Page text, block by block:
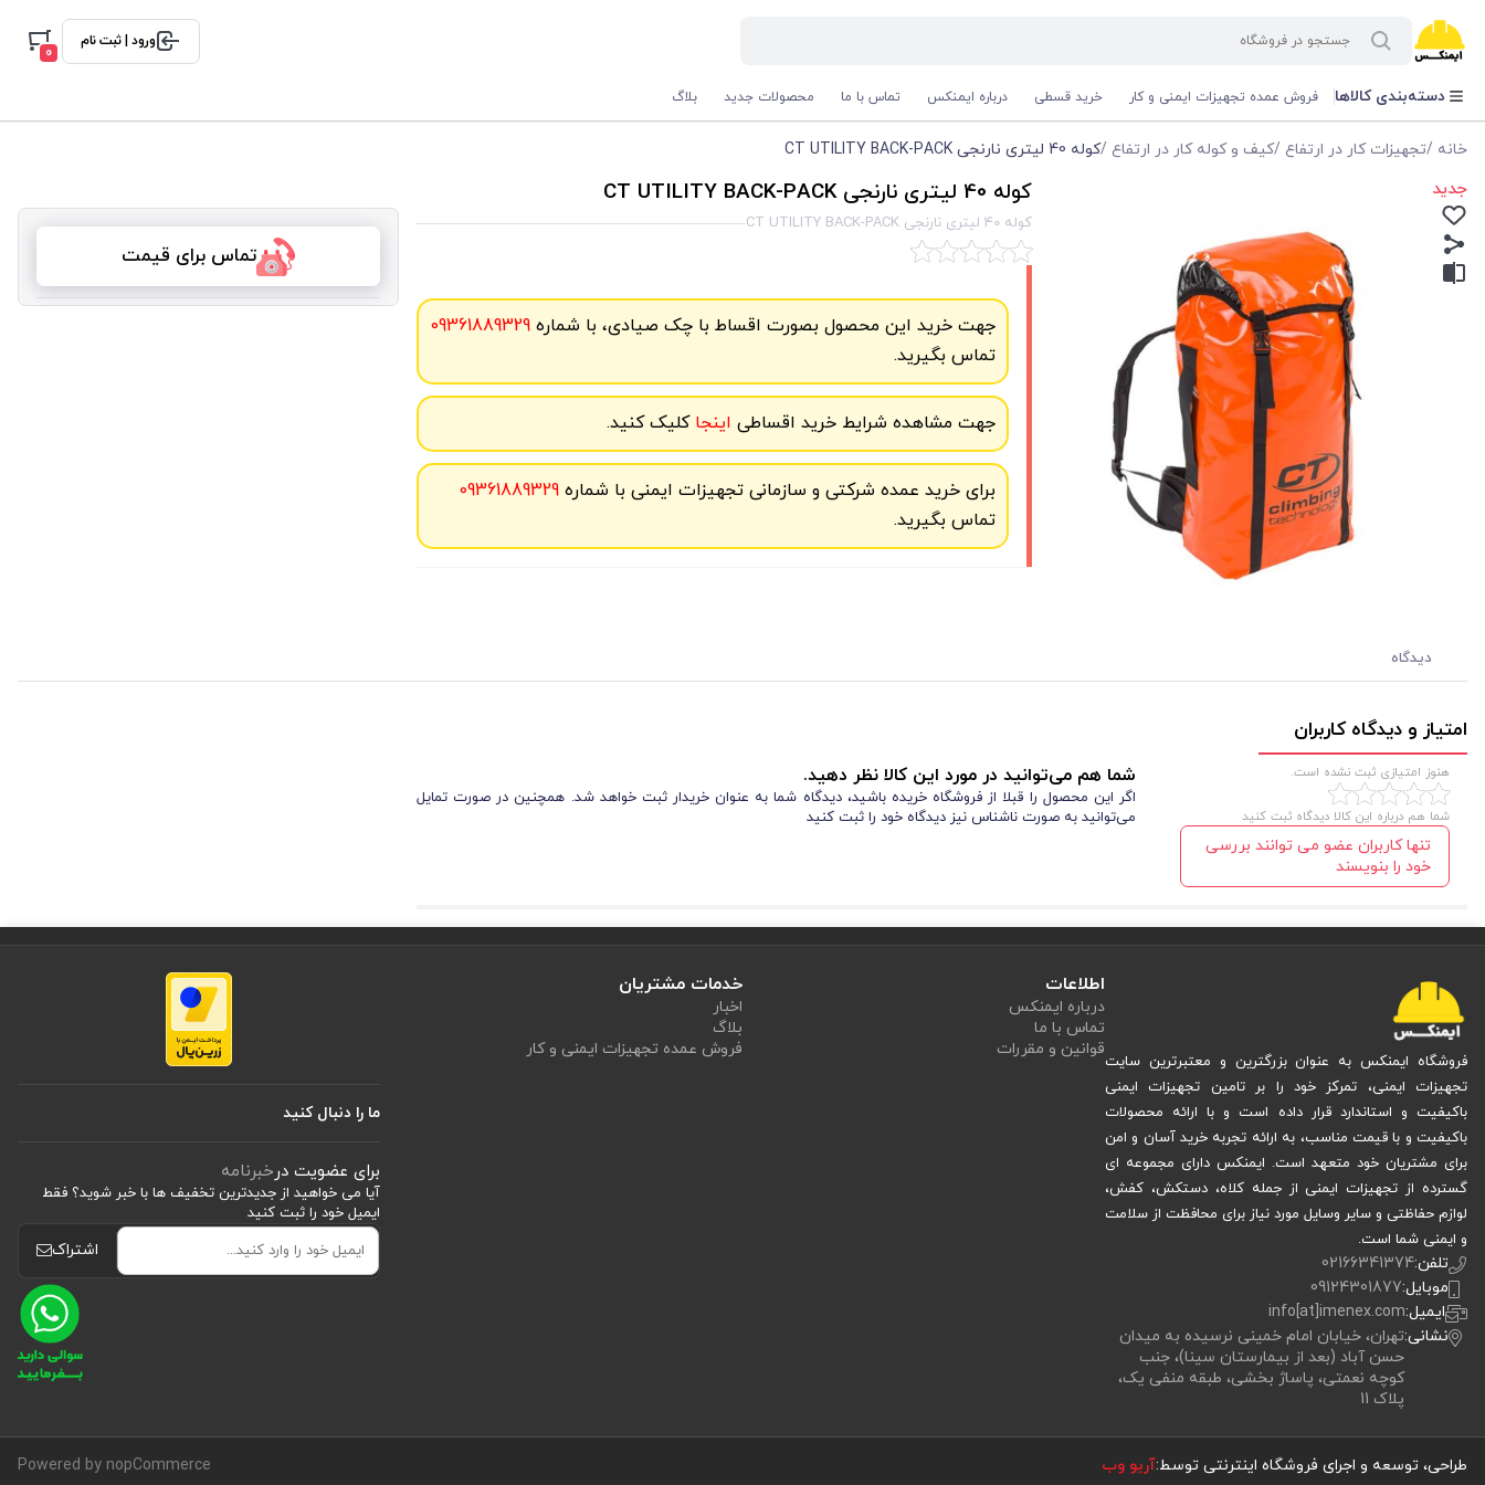
ورود | ثبت نام
0
دسته‌بندی کالاها فروش عمده تجهیزات ایمنی و کار خرید قسطی درباره ایمنکس تماس با ما محصولات جدید بلاگ
خانه /تجهیزات کار در ارتفاع /کیف و کوله کار در ارتفاع /کوله 40 لیتری نارنجی CT UTILITY BACK-PACK
جدید کوله 40 لیتری نارنجی CT UTILITY BACK-PACK
کوله 40 لیتری نارنجی CT UTILITY BACK-PACK
جهت خرید این محصول بصورت اقساط با چک صیادی، با شماره 09361889329
تماس بگیرید.
جهت مشاهده شرایط خرید اقساطی اینجاکلیک کنید.
برای خرید عمده شرکتی و سازمانی تجهیزات ایمنی با شماره 09361889329
تماس بگیرید.
تماس برای قیمت
دیدگاه
امتیاز و دیدگاه کاربران
هنوز امتیازی ثبت نشده است.
شما هم درباره این کالا دیدگاه ثبت کنید
تنها کاربران عضو می توانند بررسی
خود را بنویسند
شما هم می‌توانید در مورد این کالا نظر دهید.
اگر این محصول را قبلا از فروشگاه خریده باشید، دیدگاه شما به عنوان خریدار ثبت خواهد شد. همچنین در صورت تمایل
می‌توانید به صورت ناشناس نیز دیدگاه خود را ثبت کنید
فروشگاه ایمنکس به عنوان بزرگترین و معتبرترین سایت
تجهیزات ایمنی، تمرکز خود را بر تامین تجهیزات ایمنی
باکیفیت و استاندارد قرار داده است و با ارائه محصولات
باکیفیت و با قیمت مناسب، به ارائه تجربه خرید آسان و امن
برای مشتریان خود متعهد است. ایمنکس دارای مجموعه ای
گسترده از تجهیزات ایمنی از جمله کلاه، دستکش، کفش،
لوازم حفاظتی و سایر وسایل مورد نیاز برای محافظت از سلامت
و ایمنی شما است.
تلفن:02166341374
موبایل:09124301877
ایمیل:info[at]imenex.com
نشانی:تهران، خیابان امام خمینی نرسیده به میدان
حسن آباد (بعد از بیمارستان سینا)، جنب
کوچه نعمتی، پاساژ بخشی، طبقه منفی یک،
پلاک 11
اطلاعات
درباره ایمنکس
تماس با ما
قوانین و مقررات
خدمات مشتریان
اخبار
بلاگ
فروش عمده تجهیزات ایمنی و کار
ما را دنبال کنید
برای عضویت درخبرنامه
آیا می خواهید از جدید‌ترین تخفیف‌ ها با‌ خبر شوید؟ فقط
ایمیل خود را ثبت کنید
اشتراک
طراحی، توسعه و اجرای فروشگاه اینترنتی توسط:آریو وب Powered by nopCommerce